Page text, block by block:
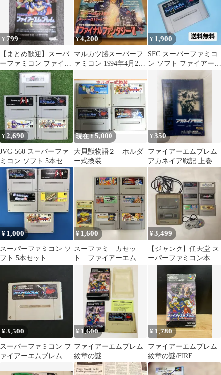
¥ 799
【まとめ歓迎】スーパ
ーファミコン ファイア
ーエムブレム 告知 広告
希少 当時物
¥4,200
マルカツ勝スーパーフ
ァミコン 1994年4月22
¥ 1,900
SFC スーパーファミコ
ン ソフト ファイアーエ
¥2,690
JVG-560 スーパーファ
ミコン ソフト 5本セッ
ト
現在 ¥5,000
大貝獣物語２ ホルダ
ー式換装
¥350
ファイアーエムブレム
アカネイア戦記 上巻 攻
略BOOK
¥ 1,000
スーパーファミコン ソ
フト 5本セット
¥ 1,600
スーファミ カセッ
ト ファイアーエムブ
レム がんばれ ゴエモ
ン まとめ売り 6点セ
ット #m00513
¥3,499
【ジャンク】任天堂 ス
ーパーファミコン本体
とめ売り
¥3,500
スーパーファミコン フ
ァイアーエムブレム 紋
¥ 1,600
ファイアーエムブレム
紋章の謎
¥ 1,780
ファイアーエムブレム
紋章の謎/FIRE
EMBLEM 紋章の謎 ス